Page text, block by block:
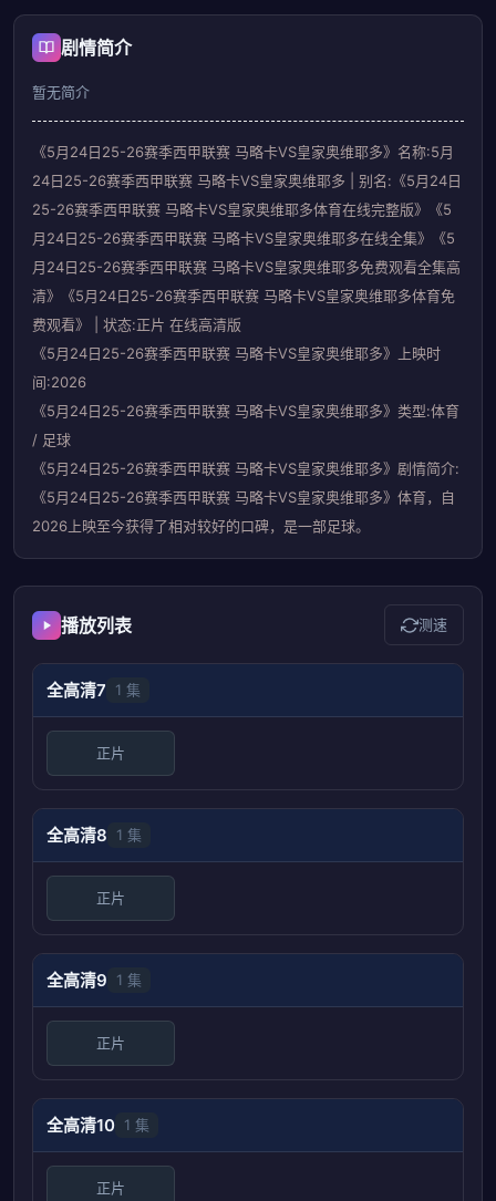
剧情简介
暂无简介
《5月24日25-26赛季西甲联赛 马略卡VS皇家奥维耶多》名称:5月
24日25-26赛季西甲联赛 马略卡VS皇家奥维耶多 | 别名:《5月24日
25-26赛季西甲联赛 马略卡VS皇家奥维耶多体育在线完整版》《5
月24日25-26赛季西甲联赛 马略卡VS皇家奥维耶多在线全集》《5
月24日25-26赛季西甲联赛 马略卡VS皇家奥维耶多免费观看全集高
清》《5月24日25-26赛季西甲联赛 马略卡VS皇家奥维耶多体育免
费观看》 | 状态:正片 在线高清版
《5月24日25-26赛季西甲联赛 马略卡VS皇家奥维耶多》上映时
间:2026
《5月24日25-26赛季西甲联赛 马略卡VS皇家奥维耶多》类型:体育
/ 足球
《5月24日25-26赛季西甲联赛 马略卡VS皇家奥维耶多》剧情简介:
《5月24日25-26赛季西甲联赛 马略卡VS皇家奥维耶多》体育，自
2026上映至今获得了相对较好的口碑，是一部足球。
播放列表 测速
全高清7 1 集
正片
全高清8 1 集
正片
全高清9 1 集
正片
全高清10 1 集
正片